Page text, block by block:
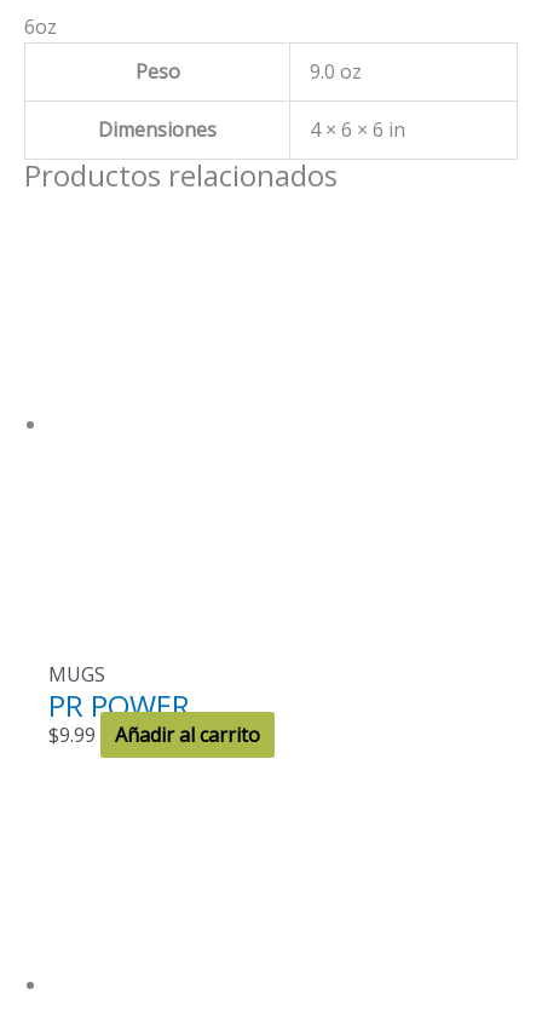
6oz
Peso
9.0 oz
Dimensiones 4 × 6 × 6 in
Productos relacionados
MUGS
PR POWER
$9.99 Añadir al carrito